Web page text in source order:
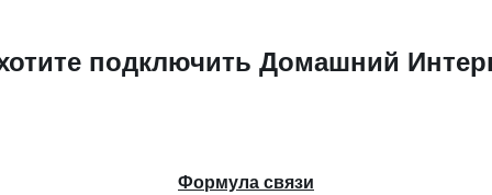
подключить Домашний
Формула связи